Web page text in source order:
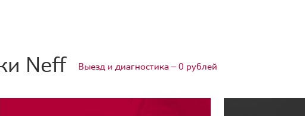
Neff Выезд и диагностика — 0 рублей